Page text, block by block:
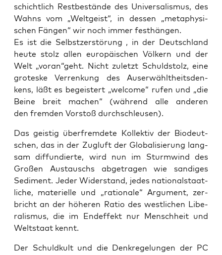
schicht­lich Rest­be­stän­de des Uni­ver­sa­lis­mus, des
Wahns vom „Welt­geist“, in des­sen „meta­phy­si­
schen Fän­gen“ wir noch immer festhängen.
Es ist die Selbst­zer­stö­rung , in der Deutsch­land
heu­te stolz allen euro­päi­schen Völ­kern und der
Welt „voran“geht. Nicht zuletzt Schuld­stolz, eine
gro­tes­ke Ver­ren­kung des Aus­er­wählt­heits­den­
kens, läßt es begeis­tert „wel­co­me“ rufen und „die
Bei­ne breit machen“ (wäh­rend alle ande­ren
den frem­den Vor­stoß durchschleusen).
Das geis­tig über­frem­de­te Kol­lek­tiv der Bio­deut­
schen, das in der Zug­luft der Glo­ba­li­sie­rung lang­
sam dif­fun­dier­te, wird nun im Sturm­wind des
Gro­ßen Aus­tauschs abge­tra­gen wie san­di­ges
Sedi­ment. Jeder Wider­stand, jedes natio­nal­staat­
li­che, mate­ri­el­le und „ratio­na­le“ Argu­ment, zer­
bricht an der höhe­ren Ratio des west­li­chen Libe­
ra­lis­mus, die im End­ef­fekt nur Mensch­heit und
Welt­staat kennt.
Der Schuld­kult und die Denk­re­ge­lun­gen der PC